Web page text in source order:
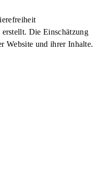
Die Einschätzung
Website und ihrer Inhalte.